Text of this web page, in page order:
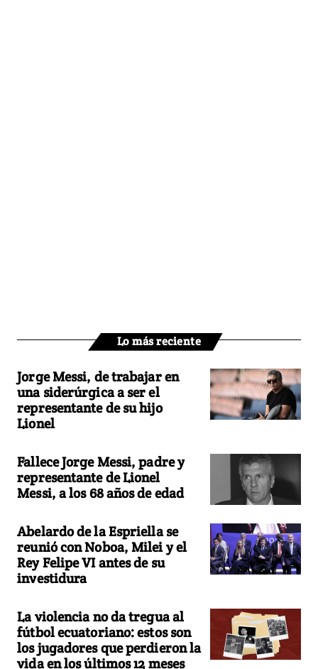
Lo más reciente
Jorge Messi, de trabajar en
una siderúrgica a ser el
representante de su hijo
Lionel
Fallece Jorge Messi, padre y
representante de Lionel
Messi, a los 68 años de edad
Abelardo de la Espriella se
reunió con Noboa, Milei y el
Rey Felipe VI antes de su
investidura
La violencia no da tregua al
fútbol ecuatoriano: estos son
los jugadores que perdieron la
vida en los últimos 12 meses